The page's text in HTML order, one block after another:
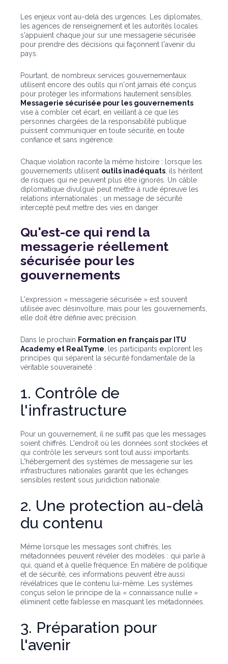
Les enjeux vont au-delà des urgences. Les diplomates,
les agences de renseignement et les autorités locales
s'appuient chaque jour sur une messagerie sécurisée
pour prendre des décisions qui façonnent l'avenir du
pays.
Pourtant, de nombreux services gouvernementaux
utilisent encore des outils qui n'ont jamais été conçus
pour protéger les informations hautement sensibles.
Messagerie sécurisée pour les gouvernements
vise à combler cet écart, en veillant à ce que les
personnes chargées de la responsabilité publique
puissent communiquer en toute sécurité, en toute
confiance et sans ingérence.
Chaque violation raconte la même histoire : lorsque les
gouvernements utilisent outils inadéquats , ils héritent
de risques qui ne peuvent plus être ignorés. Un câble
diplomatique divulgué peut mettre à rude épreuve les
relations internationales ; un message de sécurité
intercepté peut mettre des vies en danger.
Qu'est-ce qui rend la
messagerie réellement
sécurisée pour les
gouvernements
L'expression « messagerie sécurisée » est souvent
utilisée avec désinvolture, mais pour les gouvernements,
elle doit être définie avec précision.
Dans le prochain Formation en français par ITU
Academy et RealTyme , les participants explorent les
principes qui séparent la sécurité fondamentale de la
véritable souveraineté :
1. Contrôle de
l'infrastructure
Pour un gouvernement, il ne suffit pas que les messages
soient chiffrés. L'endroit où les données sont stockées et
qui contrôle les serveurs sont tout aussi importants.
L'hébergement des systèmes de messagerie sur les
infrastructures nationales garantit que les échanges
sensibles restent sous juridiction nationale.
2. Une protection au-delà
du contenu
Même lorsque les messages sont chiffrés, les
métadonnées peuvent révéler des modèles : qui parle à
qui, quand et à quelle fréquence. En matière de politique
et de sécurité, ces informations peuvent être aussi
révélatrices que le contenu lui-même. Les systèmes
conçus selon le principe de la « connaissance nulle »
éliminent cette faiblesse en masquant les métadonnées.
3. Préparation pour
l'avenir